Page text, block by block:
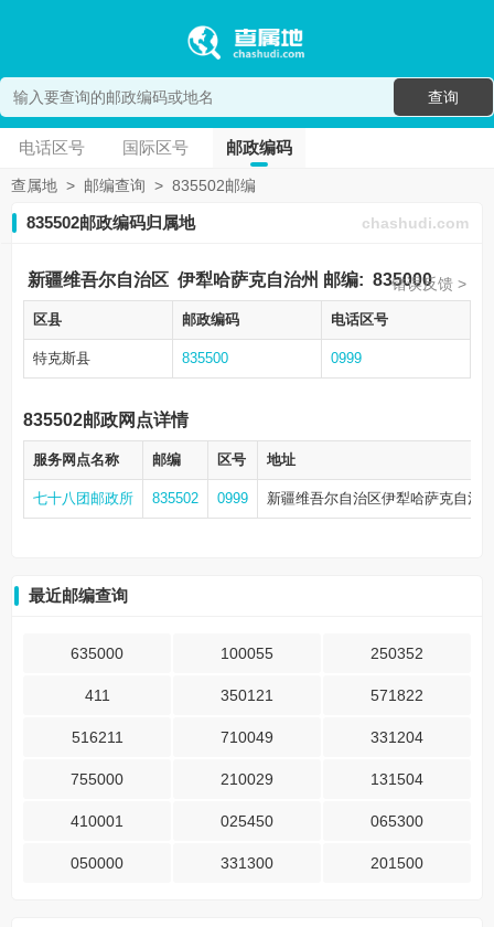
查询
电话区号 国际区号 邮政编码
查属地 > 邮编查询 > 835502邮编
835502邮政编码归属地 chashudi.com
新疆维吾尔自治区 伊犁哈萨克自治州 邮编: 835000
错误反馈 >
区县 邮政编码 电话区号
特克斯县 835500 0999
835502邮政网点详情
服务网点名称 邮编 区号 地址
七十八团邮政所 835502 0999 新疆维吾尔自治区伊犁哈萨克自治
最近邮编查询
635000 100055 250352
411 350121 571822
516211 710049 331204
755000 210029 131504
410001 025450 065300
050000 331300 201500